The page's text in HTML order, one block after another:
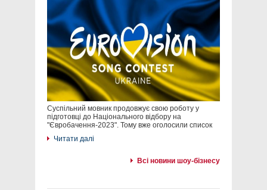
Суспільний мовник продовжує свою роботу у
підготовці до Національного відбору на
"Євробачення-2023". Тому вже оголосили список
Читати далі
Всі новини шоу-бізнесу